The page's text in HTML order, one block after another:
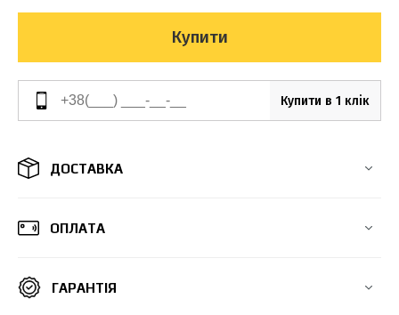
Купити
Купити в 1 клік
ДОСТАВКА
ОПЛАТА
ГАРАНТІЯ